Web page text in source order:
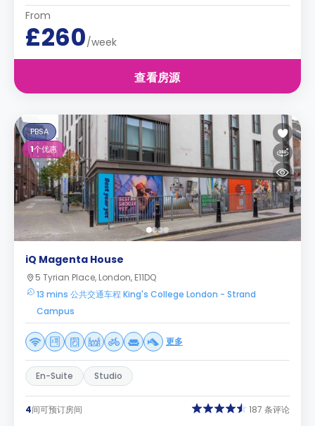
From
£260/week
查看房源
PBSA
1个优惠
iQ Magenta House
5 Tyrian Place, London, E11DQ
13 mins 公共交通车程 King's College London - Strand
Campus
更多
En-Suite Studio
4间可预订房间 187 条评论